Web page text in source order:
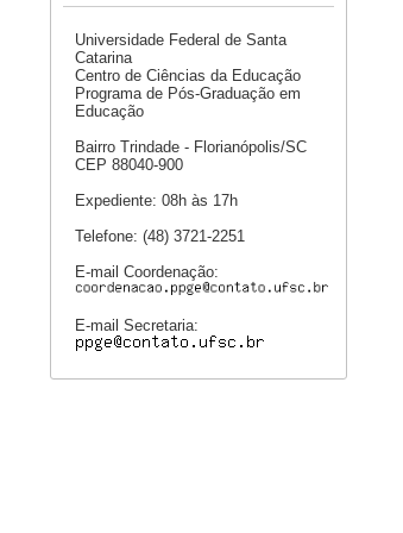
Universidade Federal de Santa
Catarina
Centro de Ciências da Educação
Programa de Pós-Graduação em
Educação
Bairro Trindade - Florianópolis/SC
CEP 88040-900
Expediente: 08h às 17h
Telefone: (48) 3721-2251
E-mail Coordenação:
E-mail Secretaria: